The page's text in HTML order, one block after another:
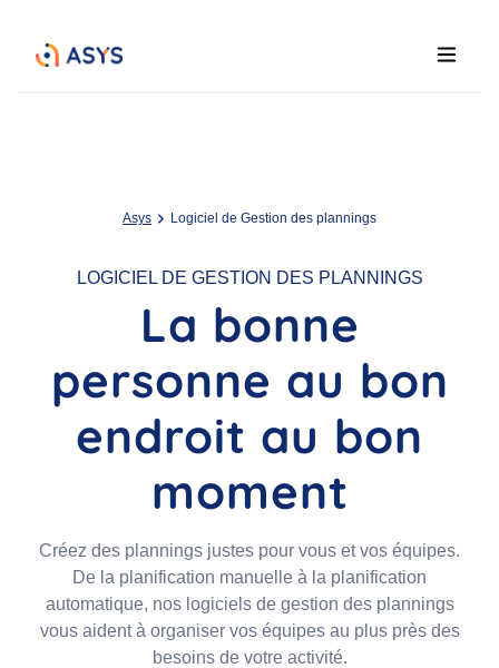
Asys Logiciel de Gestion des plannings
LOGICIEL DE GESTION DES PLANNINGS
La bonne
personne au bon
endroit au bon
moment
Créez des plannings justes pour vous et vos équipes.
De la planification manuelle à la planification
automatique, nos logiciels de gestion des plannings
vous aident à organiser vos équipes au plus près des
besoins de votre activité.